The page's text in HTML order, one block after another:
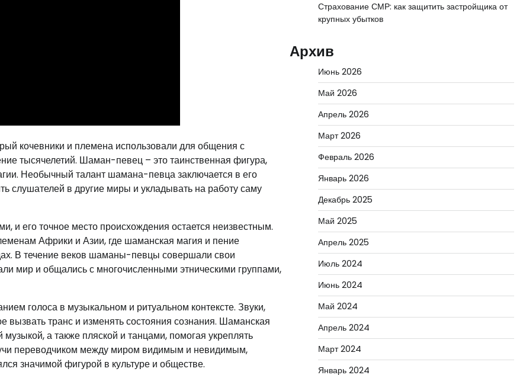
кочевники и племена использовали для общения с
тысячелетий. Шаман-певец – это таинственная фигура,
Необычный талант шамана-певца заключается в его
слушателей в другие миры и укладывать на работу саму
его точное место происхождения остается неизвестным.
Африки и Азии, где шаманская магия и пение
В течение веков шаманы-певцы совершали свои
мир и общались с многочисленными этническими группами,
голоса в музыкальном и ритуальном контексте. Звуки,
транс и изменять состояния сознания. Шаманская
а также пляской и танцами, помогая укреплять
переводчиком между миром видимым и невидимым,
значимой фигурой в культуре и обществе.
Страхование СМР: как защитить застройщика от
крупных убытков
Архив
Июнь 2026
Май 2026
Апрель 2026
Март 2026
Февраль 2026
Январь 2026
Декабрь 2025
Май 2025
Апрель 2025
Июль 2024
Июнь 2024
Май 2024
Апрель 2024
Март 2024
Январь 2024